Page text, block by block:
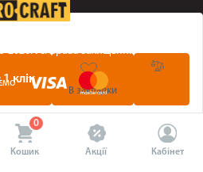
клік
В закладки
2026. Усі права захищенні
0
Кошик Акції Кабінет